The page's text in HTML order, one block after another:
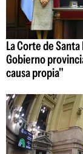
La Corte de
Gobierno
causa propia"